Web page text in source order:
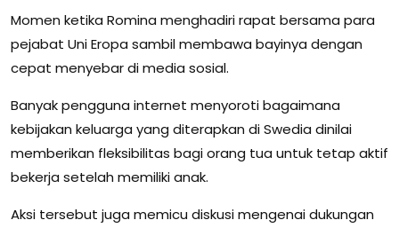
Momen ketika Romina menghadiri rapat bersama para
pejabat Uni Eropa sambil membawa bayinya dengan
cepat menyebar di media sosial.
Banyak pengguna internet menyoroti bagaimana
kebijakan keluarga yang diterapkan di Swedia dinilai
memberikan fleksibilitas bagi orang tua untuk tetap aktif
bekerja setelah memiliki anak.
Aksi tersebut juga memicu diskusi mengenai dukungan